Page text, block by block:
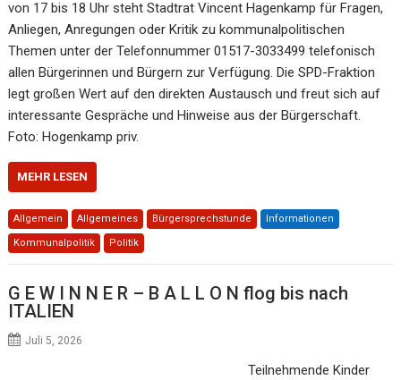
von 17 bis 18 Uhr steht Stadtrat Vincent Hagenkamp für Fragen,
Anliegen, Anregungen oder Kritik zu kommunalpolitischen
Themen unter der Telefonnummer 01517-3033499 telefonisch
allen Bürgerinnen und Bürgern zur Verfügung. Die SPD-Fraktion
legt großen Wert auf den direkten Austausch und freut sich auf
interessante Gespräche und Hinweise aus der Bürgerschaft.
Foto: Hogenkamp priv.
MEHR LESEN
Allgemein Allgemeines Bürgersprechstunde Informationen
Kommunalpolitik Politik
G E W I N N E R – B A L L O N flog bis nach
ITALIEN
Juli 5, 2026
Teilnehmende Kinder